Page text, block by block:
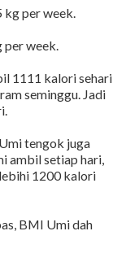
kg per week.
per week.
1111 kalori sehari
seminggu. Jadi
tengok juga
ambil setiap hari,
1200 kalori
BMI Umi dah